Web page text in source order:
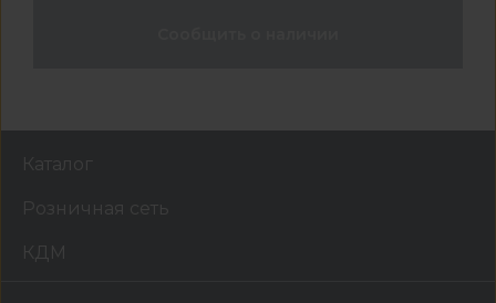
Каталог
Розничная сеть
КДМ